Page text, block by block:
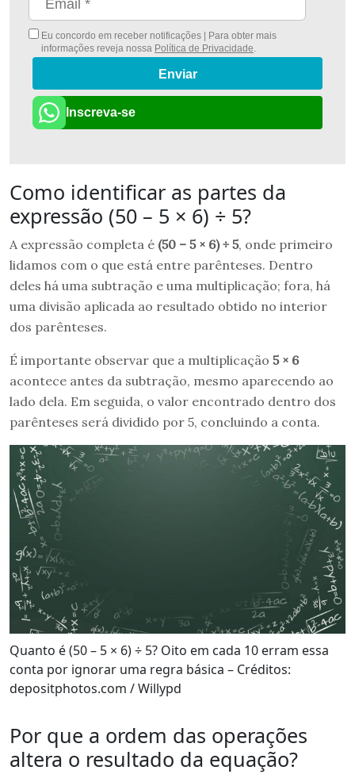
Eu concordo em receber notificações | Para obter mais
informações reveja nossa Política de Privacidade.
Enviar
Inscreva-se
Como identificar as partes da
expressão (50 – 5 × 6) ÷ 5?
A expressão completa é (50 – 5 × 6) ÷ 5, onde primeiro
lidamos com o que está entre parênteses. Dentro
deles há uma subtração e uma multiplicação; fora, há
uma divisão aplicada ao resultado obtido no interior
dos parênteses.
É importante observar que a multiplicação 5 × 6
acontece antes da subtração, mesmo aparecendo ao
lado dela. Em seguida, o valor encontrado dentro dos
parênteses será dividido por 5, concluindo a conta.
Quanto é (50 – 5 × 6) ÷ 5? Oito em cada 10 erram essa
conta por ignorar uma regra básica – Créditos:
depositphotos.com / Willypd
Por que a ordem das operações
altera o resultado da equação?